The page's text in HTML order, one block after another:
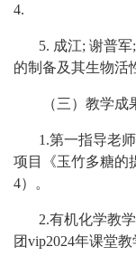
4.
5. 成江; 谢普军;
的制备及其生物活
（三）教学成
1.第一指导老
项目《玉竹多糖的
4）。
2.有机化学教
团vip2024年课堂教